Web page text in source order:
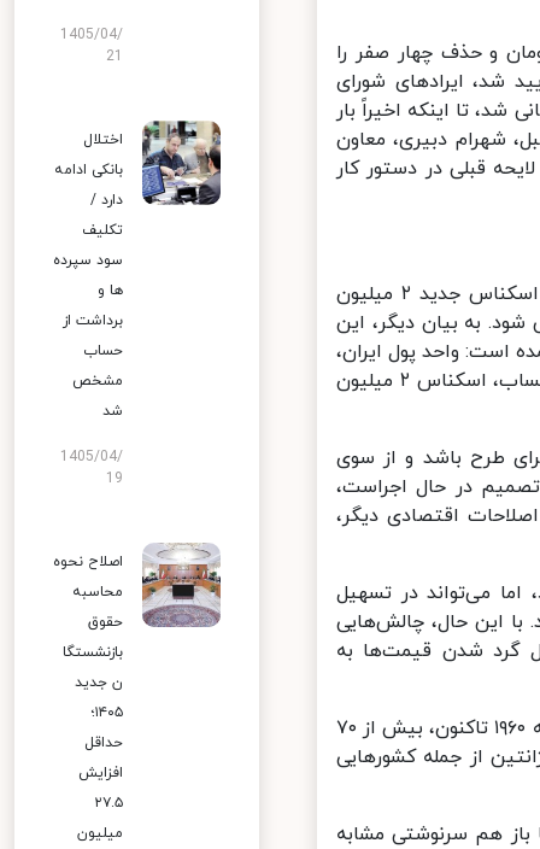
و حذف چهار صفر را
شد، ایرادهای شورای
این طرح عملاً بایگانی شد، تا اینکه اخیراً بار
شهرام دبیری، معاون
قبلی در دستور کار
نکته جالب‌توجه اینکه در روزهای پایانی سال ۱۴۰۳، بانک مرکزی از انتشار اسکناس جدید ۲ میلیون
حذف چهار صفر، معادل ۲۰۰ تومان می شود. به بیان دیگر، این
است: واحد پول ایران،
تومان است و هر تومان برابر ۱۰ هزار ریال و معادل ۱۰۰ پارسه است. با این حساب، اسکناس ۲ میلیون
طرح باشد و از سوی
در حال اجراست،
اقتصادی دیگر،
می‌تواند در تسهیل
این حال، چالش‌هایی
گرد شدن قیمت‌ها به
ایران نخستین کشوری نیست که به فکر چنین اصلاحاتی افتاده است. از دهه ۱۹۶۰ تاکنون، بیش از ۷۰
از جمله کشورهایی
یا باز هم سرنوشتی مشابه
1405/04/
اختلال
بانکی ادامه
دارد /
تکلیف
سود سپرده
ها و
برداشت از
حساب
مشخص
شد
1405/04/
19
اصلاح نحوه
محاسبه
حقوق
بازنشستگا
ن جدید
۱۴۰۵؛
حداقل
افزایش
۲۷.۵
میلیون